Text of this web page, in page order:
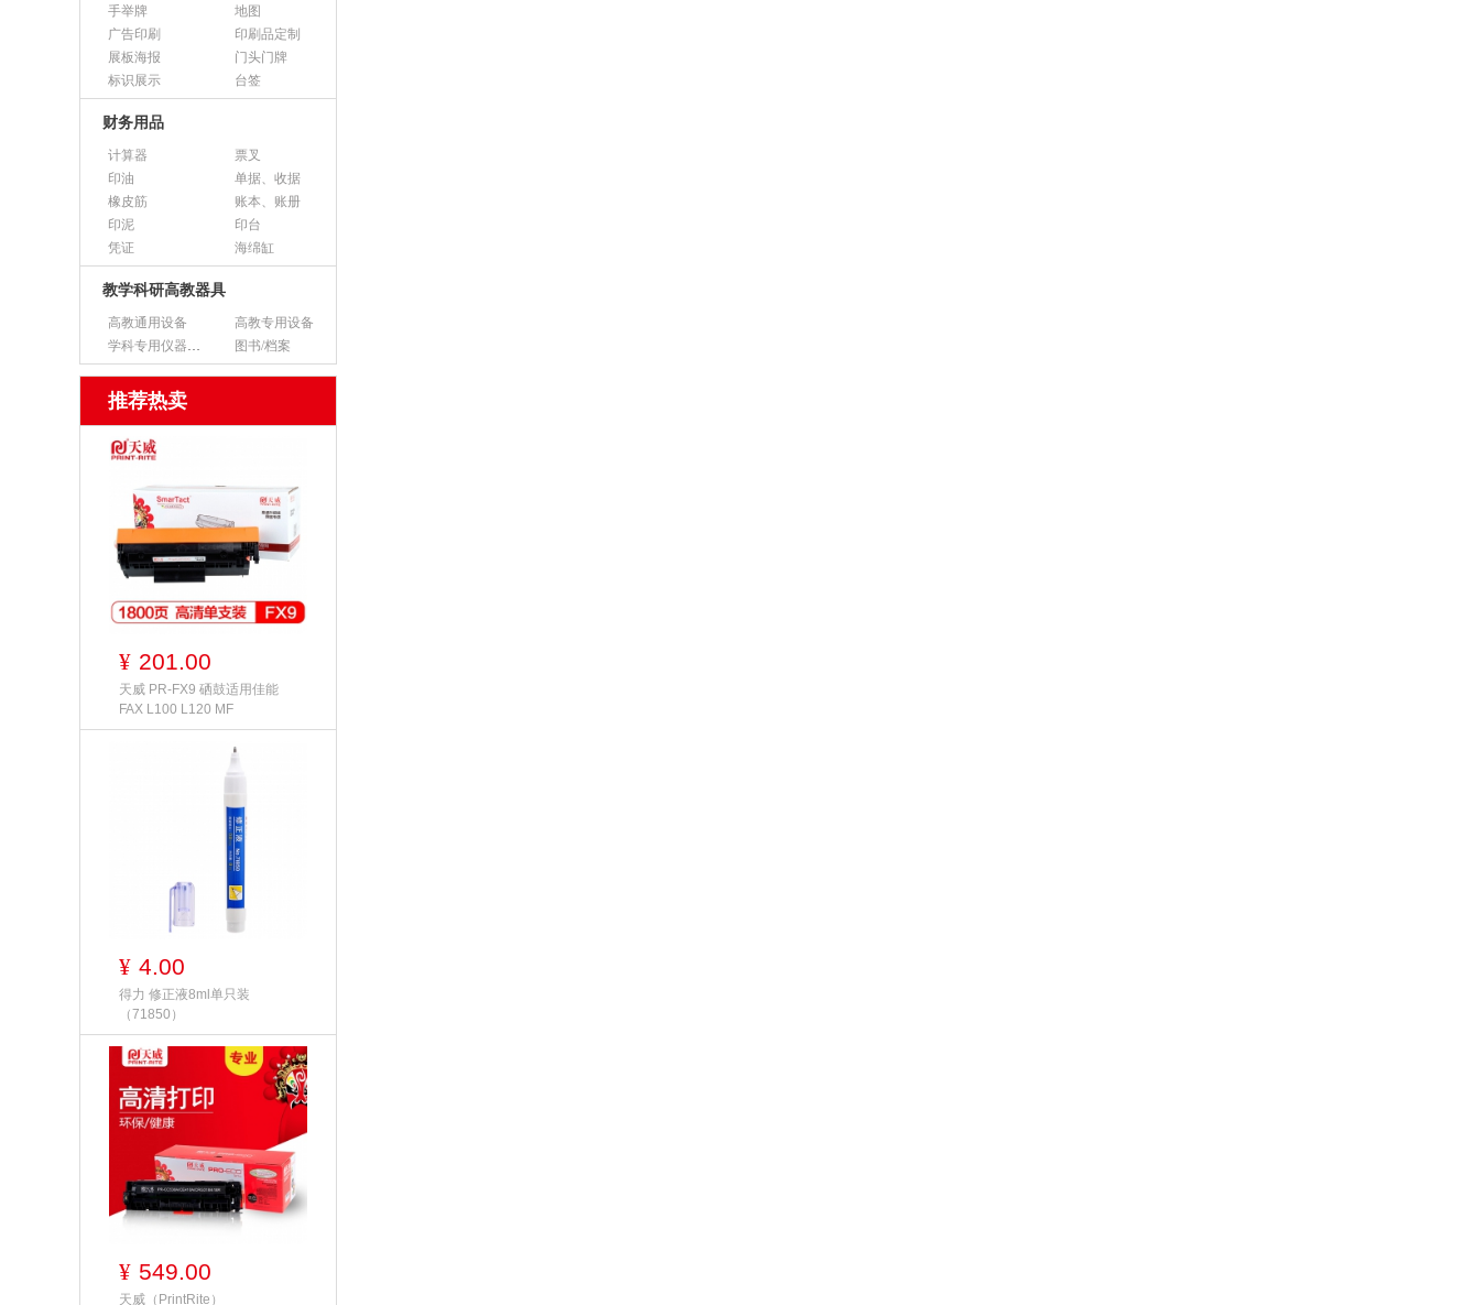
手举牌
地图
广告印刷
印刷品定制
展板海报
门头门牌
标识展示
台签
财务用品
计算器
票叉
印油
单据、收据
橡皮筋
账本、账册
印泥
印台
凭证
海绵缸
教学科研高教器具
高教通用设备
高教专用设备
学科专用仪器设备
图书/档案
推荐热卖
¥ 201.00
天威 PR-FX9 硒鼓适用佳能
FAX L100 L120 MF
¥ 4.00
得力 修正液8ml单只装
（71850）
¥ 549.00
天威（PrintRite）